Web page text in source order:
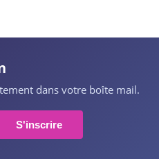
dans votre boîte mail.
S'inscrire